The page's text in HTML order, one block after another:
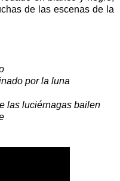
de las escenas de la
por la luna
las luciérnagas bailen